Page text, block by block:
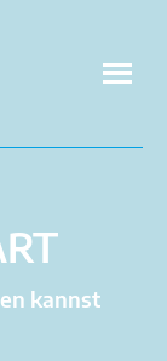
kannst